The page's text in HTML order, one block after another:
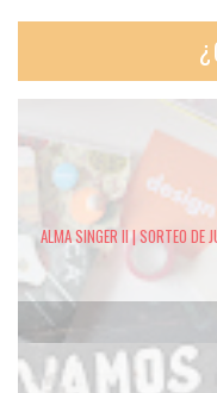
ALMA SINGER II | SORTEO DE